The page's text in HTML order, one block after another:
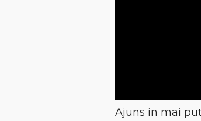
Ajuns in mai